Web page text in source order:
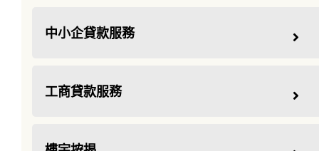
中小企貸款服務
工商貸款服務